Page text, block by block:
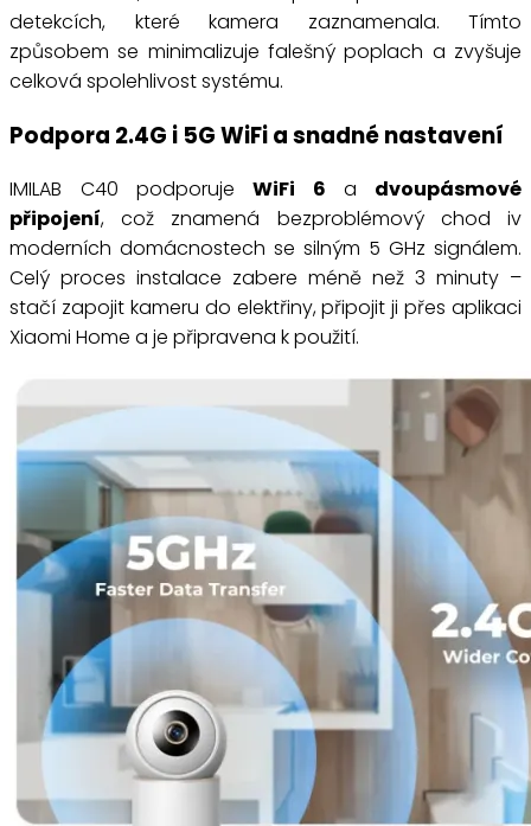
detekcích, které kamera zaznamenala. Tímto
způsobem se minimalizuje falešný poplach a zvyšuje
celková spolehlivost systému.
Podpora 2.4G i 5G WiFi a snadné nastavení
IMILAB C40 podporuje WiFi 6 a dvoupásmové
připojení, což znamená bezproblémový chod iv
moderních domácnostech se silným 5 GHz signálem.
Celý proces instalace zabere méně než 3 minuty –
stačí zapojit kameru do elektřiny, připojit ji přes aplikaci
Xiaomi Home a je připravena k použití.